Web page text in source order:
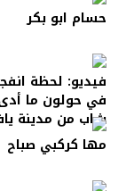
حسام ابو بكر
فيديو: لحظة
في حولون ما
شاب من مدينة
مها كركبي صباح